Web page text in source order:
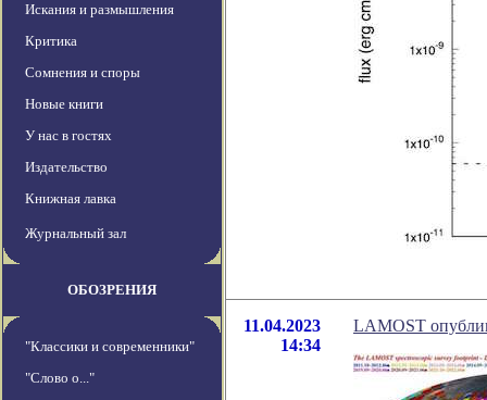
Искания и размышления
Критика
Сомнения и споры
Новые книги
У нас в гостях
Издательство
Книжная лавка
Журнальный зал
ОБОЗРЕНИЯ
"Классики и современники"
"Слово о..."
11.04.2023
14:34
LAMOST